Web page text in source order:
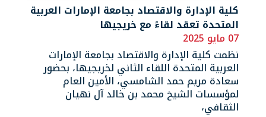
كلية الإدارة والاقتصاد بجامعة الإمارات العربية
المتحدة تعقد لقاءً مع خريجيها
07 مايو 2025
نظمت كلية الإدارة والاقتصاد بجامعة الإمارات
العربية المتحدة اللقاء الثاني لخريجيها، بحضور
سعادة مريم حمد الشامسي، الأمين العام
لمؤسسات الشيخ محمد بن خالد آل نهيان
الثقافي،